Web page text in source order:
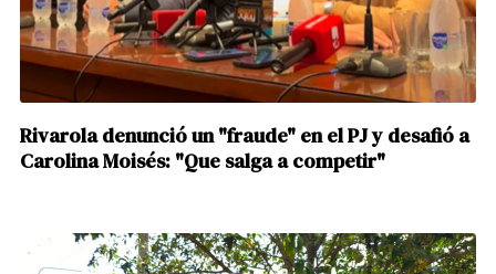
Rivarola denunció un "fraude" en el PJ y desafió a
Carolina Moisés: "Que salga a competir"